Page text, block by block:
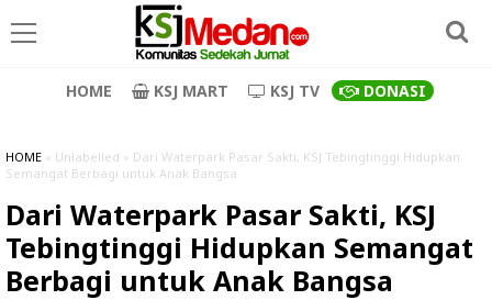
HOME KSJ MART KSJ TV DONASI
HOME » Unlabelled » Dari Waterpark Pasar Sakti, KSJ Tebingtinggi Hidupkan
Semangat Berbagi untuk Anak Bangsa
Dari Waterpark Pasar Sakti, KSJ
Tebingtinggi Hidupkan Semangat
Berbagi untuk Anak Bangsa